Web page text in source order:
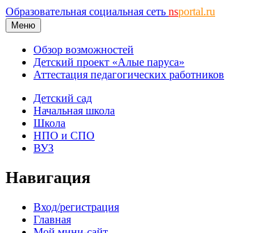
Образовательная социальная сеть nsportal.ru
Меню
Обзор возможностей
Детский проект «Алые паруса»
Аттестация педагогических работников
Детский сад
Начальная школа
Школа
НПО и СПО
ВУЗ
Навигация
Вход/регистрация
Главная